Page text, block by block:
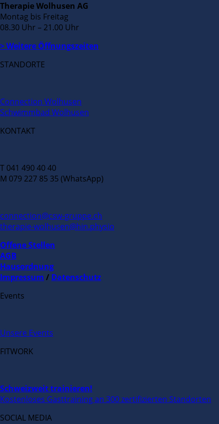
Therapie Wolhusen AG
Montag bis Freitag
08.30 Uhr – 21.00 Uhr
> Weitere Öffnungszeiten
STANDORTE
Connection Wolhusen
Schwimmbad Wolhusen
KONTAKT
T 041 490 40 40
M 079 227 85 35 (WhatsApp)
connection@csw-gruppe.ch
therapie-wolhusen@hin.physio
Offene Stellen
AGB
Hausordnung
Impressum / Datenschutz
Events
Unsere Events
FITWORK
Schweizweit trainieren!
Kostenloses Gasttraining an 300 zertifizierten Standorten
SOCIAL MEDIA